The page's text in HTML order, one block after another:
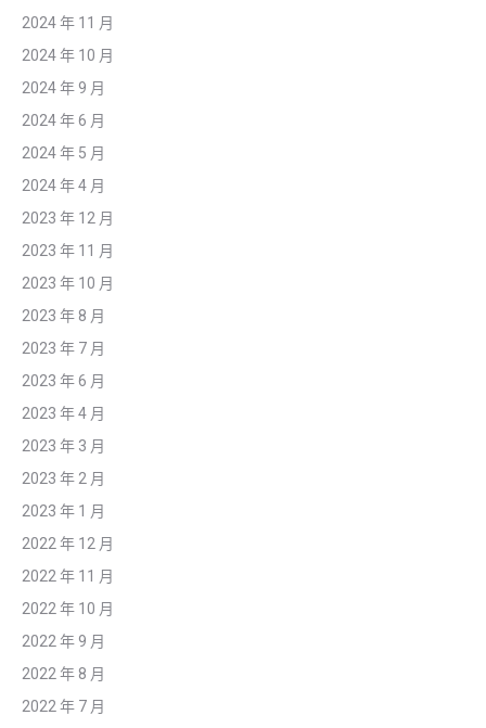
2024 年 11 月
2024 年 10 月
2024 年 9 月
2024 年 6 月
2024 年 5 月
2024 年 4 月
2023 年 12 月
2023 年 11 月
2023 年 10 月
2023 年 8 月
2023 年 7 月
2023 年 6 月
2023 年 4 月
2023 年 3 月
2023 年 2 月
2023 年 1 月
2022 年 12 月
2022 年 11 月
2022 年 10 月
2022 年 9 月
2022 年 8 月
2022 年 7 月